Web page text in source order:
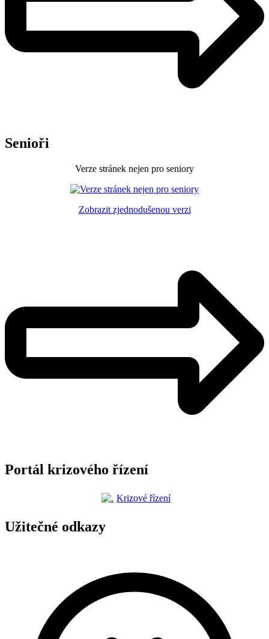
Senioři
Verze stránek nejen pro seniory
Zobrazit zjednodušenou verzi
Portál krizového řízení
Krizové řízení
Užitečné odkazy